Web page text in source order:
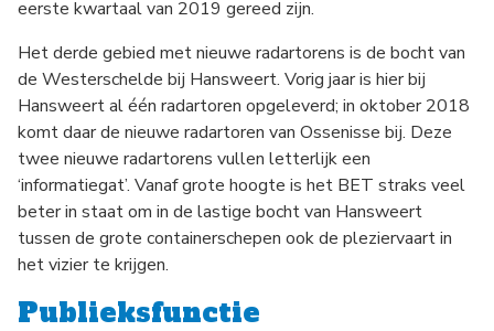
eerste kwartaal van 2019 gereed zijn.
Het derde gebied met nieuwe radartorens is de bocht van
de Westerschelde bij Hansweert. Vorig jaar is hier bij
Hansweert al één radartoren opgeleverd; in oktober 2018
komt daar de nieuwe radartoren van Ossenisse bij. Deze
twee nieuwe radartorens vullen letterlijk een
‘informatiegat’. Vanaf grote hoogte is het BET straks veel
beter in staat om in de lastige bocht van Hansweert
tussen de grote containerschepen ook de pleziervaart in
het vizier te krijgen.
Publieksfunctie